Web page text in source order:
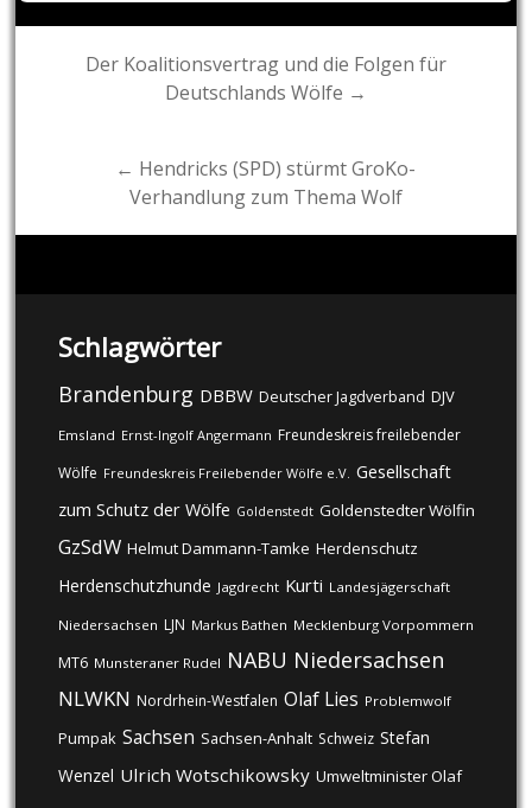
Post
navigation
Der Koalitionsvertrag und die Folgen für
Deutschlands Wölfe →
← Hendricks (SPD) stürmt GroKo-
Verhandlung zum Thema Wolf
Schlagwörter
Brandenburg DBBW Deutscher Jagdverband DJV
Emsland Ernst-Ingolf Angermann Freundeskreis freilebender
Wölfe Freundeskreis Freilebender Wölfe e.V. Gesellschaft
zum Schutz der Wölfe Goldenstedt Goldenstedter Wölfin
GzSdW Helmut Dammann-Tamke Herdenschutz
Herdenschutzhunde Jagdrecht Kurti Landesjägerschaft
Niedersachsen LJN Markus Bathen Mecklenburg Vorpommern
MT6 Munsteraner Rudel NABU Niedersachsen
NLWKN Nordrhein-Westfalen Olaf Lies Problemwolf
Pumpak Sachsen Sachsen-Anhalt Schweiz Stefan
Wenzel Ulrich Wotschikowsky Umweltminister Olaf